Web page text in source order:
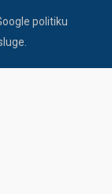
politiku